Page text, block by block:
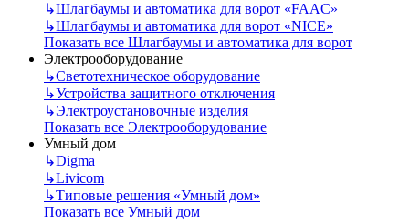
↳Шлагбаумы и автоматика для ворот «FAAC»
↳Шлагбаумы и автоматика для ворот «NICE»
Показать все Шлагбаумы и автоматика для ворот
Электрооборудование
↳Светотехническое оборудование
↳Устройства защитного отключения
↳Электроустановочные изделия
Показать все Электрооборудование
Умный дом
↳Digma
↳Livicom
↳Типовые решения «Умный дом»
Показать все Умный дом